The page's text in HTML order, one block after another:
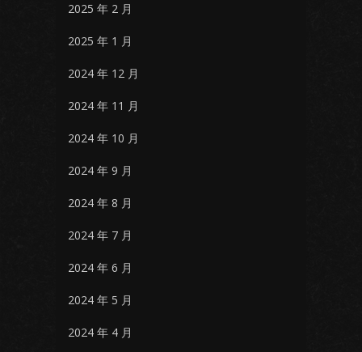
2025 年 2 月
2025 年 1 月
2024 年 12 月
2024 年 11 月
2024 年 10 月
2024 年 9 月
2024 年 8 月
2024 年 7 月
2024 年 6 月
2024 年 5 月
2024 年 4 月